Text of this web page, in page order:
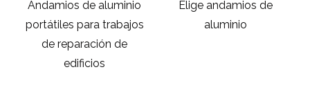
Elige andamios de
aluminio
Andamio de aluminio de
14m para decoración de